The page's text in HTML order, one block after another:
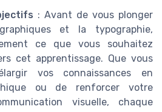
: Avant de vous plonger
et la typographie,
ce que vous souhaitez
cet apprentissage. Que vous
vos connaissances en
ou de renforcer votre
visuelle, chaque